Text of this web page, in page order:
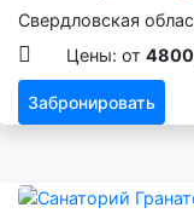
Свердловская
Цены: от 4800
Забронировать